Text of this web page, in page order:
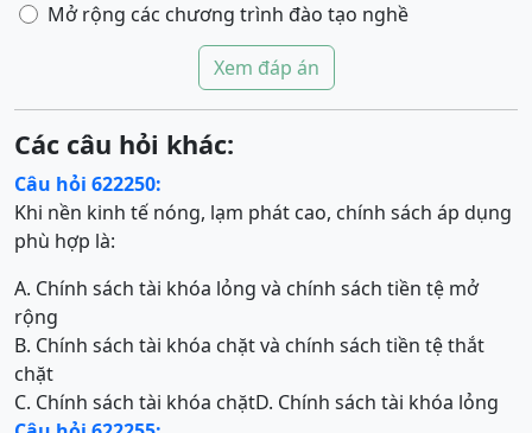
Mở rộng các chương trình đào tạo nghề
Xem đáp án
Các câu hỏi khác:
Câu hỏi 622250:
Khi nền kinh tế nóng, lạm phát cao, chính sách áp dụng
phù hợp là:
A. Chính sách tài khóa lỏng và chính sách tiền tệ mở
rộng
B. Chính sách tài khóa chặt và chính sách tiền tệ thắt
chặt
C. Chính sách tài khóa chặtD. Chính sách tài khóa lỏng